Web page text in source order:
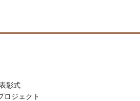
彰式
ロジェクト